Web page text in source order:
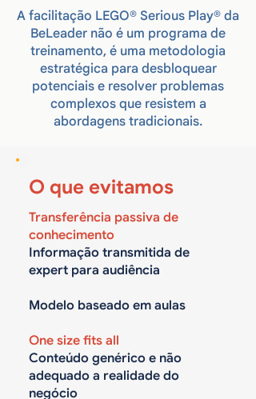
A facilitação LEGO® Serious Play® da
BeLeader não é um programa de
treinamento, é uma metodologia
estratégica para desbloquear
potenciais e resolver problemas
complexos que resistem a
abordagens tradicionais.
O que evitamos
Transferência passiva de
conhecimento
Informação transmitida de
expert para audiência
Modelo baseado em aulas
One size fits all
Conteúdo genérico e não
adequado a realidade do
negócio